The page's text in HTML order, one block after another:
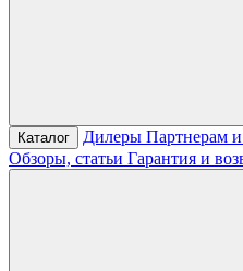
Каталог
Дилеры Партнерам
Обзоры, статьи Гарантия и